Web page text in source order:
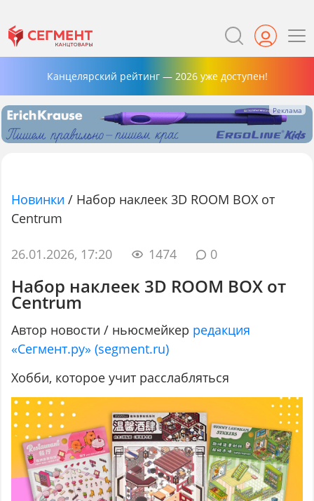
Канцелярский рейтинг — 2026 уже доступен!
Новинки / Набор наклеек 3D ROOM BOX от
Centrum
26.01.2026, 17:20 1474 0
Набор наклеек 3D ROOM BOX от
Centrum
Автор новости / ньюсмейкер редакция
«Сегмент.ру» (segment.ru)
Хобби, которое учит расслабляться